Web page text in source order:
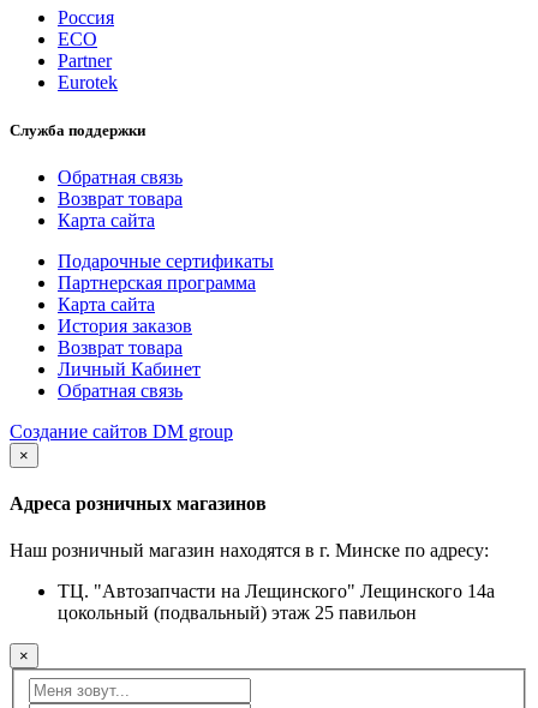
Россия
ECO
Partner
Eurotek
Служба поддержки
Обратная связь
Возврат товара
Карта сайта
Подарочные сертификаты
Партнерская программа
Карта сайта
История заказов
Возврат товара
Личный Кабинет
Обратная связь
Создание сайтов DM group
×
Адреса розничных магазинов
Наш розничный магазин находятся в г. Минске по адресу:
ТЦ. "Автозапчасти на Лещинского" Лещинского 14а
цокольный (подвальный) этаж 25 павильон
×